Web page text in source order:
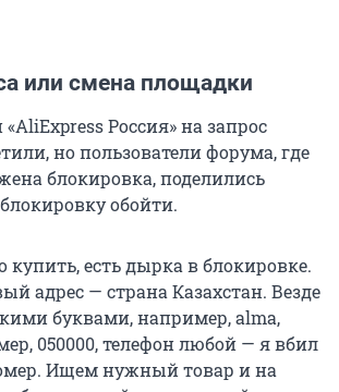
или смена площадки
Россия» на запрос
но пользователи форума, где
блокировка, поделились
обойти.
купить, есть дырка в блокировке.
адрес — страна Казахстан. Везде
буквами, например, alma,
050000, телефон любой — я вбил
Ищем нужный товар и на